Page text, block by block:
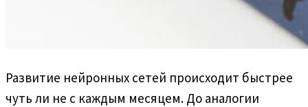
Развитие нейронных сетей происходит быстрее
чуть ли не с каждым месяцем. До аналогии